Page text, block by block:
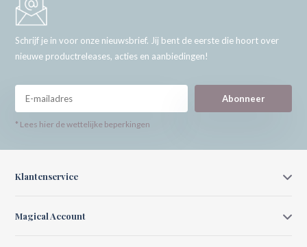
Schrijf je in voor onze nieuwsbrief. Jij bent de eerste die hoort over
nieuwe productreleases, acties en aanbiedingen!
Abonneer
* Lees hier de wettelijke beperkingen
Klantenservice
Magical Account